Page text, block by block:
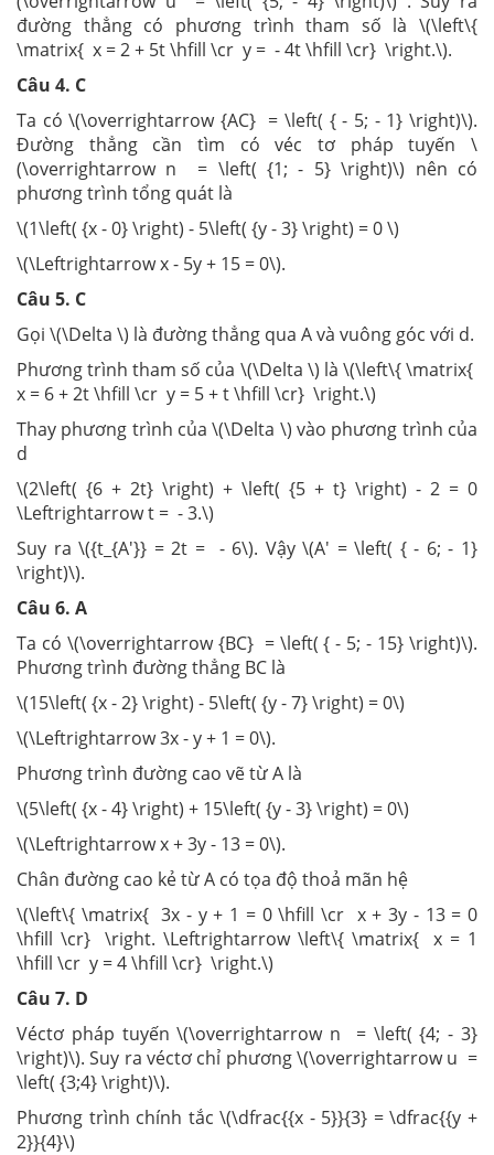
đường thẳng có phương trình tham số là \(\left\{
\matrix{ x = 2 + 5t \hfill \cr y = - 4t \hfill \cr} \right.\).
Câu 4. C
Ta có \(\overrightarrow {AC} = \left( { - 5; - 1} \right)\).
Đường thẳng cần tìm có véc tơ pháp tuyến \
(\overrightarrow n = \left( {1; - 5} \right)\) nên có
phương trình tổng quát là
\(1\left( {x - 0} \right) - 5\left( {y - 3} \right) = 0 \)
\(\Leftrightarrow x - 5y + 15 = 0\).
Câu 5. C
Gọi \(\Delta \) là đường thẳng qua A và vuông góc với d.
Phương trình tham số của \(\Delta \) là \(\left\{ \matrix{
x = 6 + 2t \hfill \cr y = 5 + t \hfill \cr} \right.\)
Thay phương trình của \(\Delta \) vào phương trình của
d
\(2\left( {6 + 2t} \right) + \left( {5 + t} \right) - 2 = 0
\Leftrightarrow t = - 3.\)
Suy ra \({t_{A'}} = 2t = - 6\). Vậy \(A' = \left( { - 6; - 1}
\right)\).
Câu 6. A
Ta có \(\overrightarrow {BC} = \left( { - 5; - 15} \right)\).
Phương trình đường thẳng BC là
\(15\left( {x - 2} \right) - 5\left( {y - 7} \right) = 0\)
\(\Leftrightarrow 3x - y + 1 = 0\).
Phương trình đường cao vẽ từ A là
\(5\left( {x - 4} \right) + 15\left( {y - 3} \right) = 0\)
\(\Leftrightarrow x + 3y - 13 = 0\).
Chân đường cao kẻ từ A có tọa độ thoả mãn hệ
\(\left\{ \matrix{ 3x - y + 1 = 0 \hfill \cr x + 3y - 13 = 0
\hfill \cr} \right. \Leftrightarrow \left\{ \matrix{ x = 1
\hfill \cr y = 4 \hfill \cr} \right.\)
Câu 7. D
Véctơ pháp tuyến \(\overrightarrow n = \left( {4; - 3}
\right)\). Suy ra véctơ chỉ phương \(\overrightarrow u =
\left( {3;4} \right)\).
Phương trình chính tắc \(\dfrac{{x - 5}}{3} = \dfrac{{y +
2}}{4}\)